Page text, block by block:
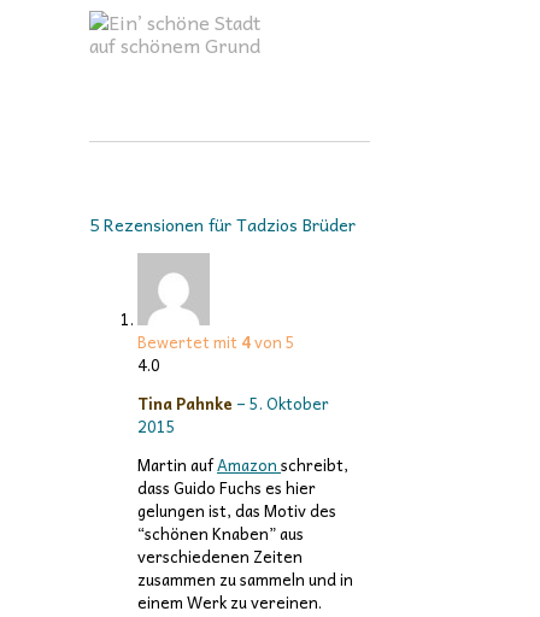
5 Rezensionen fürTadzios Brüder
Bewertet mit 4von 5
4.0
Tina Pahnke –5. Oktober
2015
Martin aufAmazonschreibt,
dass Guido Fuchs es hier
gelungen ist, das Motiv des
“schönen Knaben” aus
verschiedenen Zeiten
zusammen zu sammeln und in
einem Werk zu vereinen.